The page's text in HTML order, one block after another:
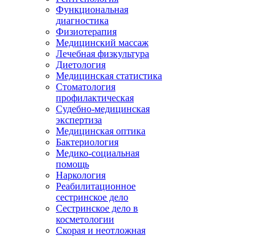
Функциональная
диагностика
Физиотерапия
Медицинский массаж
Лечебная физкультура
Диетология
Медицинская статистика
Стоматология
профилактическая
Судебно-медицинская
экспертиза
Медицинская оптика
Бактериология
Медико-социальная
помощь
Наркология
Реабилитационное
сестринское дело
Сестринское дело в
косметологии
Скорая и неотложная